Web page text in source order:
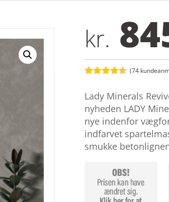
kr.
ud af 5
baseret
på
kundebedø
mmelser
(74
Lady Minerals
nyheden LADY
nye indenfor
indfarvet
smukke